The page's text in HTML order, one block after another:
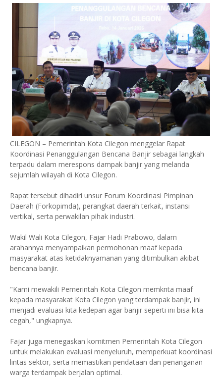
CILEGON – Pemerintah Kota Cilegon menggelar Rapat
Koordinasi Penanggulangan Bencana Banjir sebagai langkah
terpadu dalam merespons dampak banjir yang melanda
sejumlah wilayah di Kota Cilegon.
Rapat tersebut dihadiri unsur Forum Koordinasi Pimpinan
Daerah (Forkopimda), perangkat daerah terkait, instansi
vertikal, serta perwakilan pihak industri.
Wakil Wali Kota Cilegon, Fajar Hadi Prabowo, dalam
arahannya menyampaikan permohonan maaf kepada
masyarakat atas ketidaknyamanan yang ditimbulkan akibat
bencana banjir.
"Kami mewakili Pemerintah Kota Cilegon memknta maaf
kepada masyarakat Kota Cilegon yang terdampak banjir, ini
menjadi evaluasi kita kedepan agar banjir seperti ini bisa kita
cegah," ungkapnya.
Fajar juga menegaskan komitmen Pemerintah Kota Cilegon
untuk melakukan evaluasi menyeluruh, memperkuat koordinasi
lintas sektor, serta memastikan pendataan dan penanganan
warga terdampak berjalan optimal.